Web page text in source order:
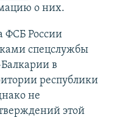
о них.
ФСБ России
спецслужбы
в
республики
не
этой